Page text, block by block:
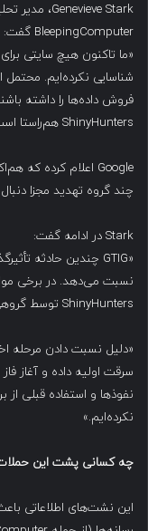
BleepingComputer گفت:
«ما تاکنون هیچ سایتی
شناسایی نکرده‌ایم.
فروش داده‌ها را داشته
ShinyHunters هم‌راستا است.»
چند گروه تهدید مجزا
Stark در ادامه گفت:
نسبت می‌دهد. در برخی
ShinyHunters توسط گروهی مجزا با شناسه UNC6240 انجام شده است.»
سرقت اولیه داده و آغاز
نکرده‌ایم.»
چه کسانی پشت این
این نشت‌های اطلاعاتی